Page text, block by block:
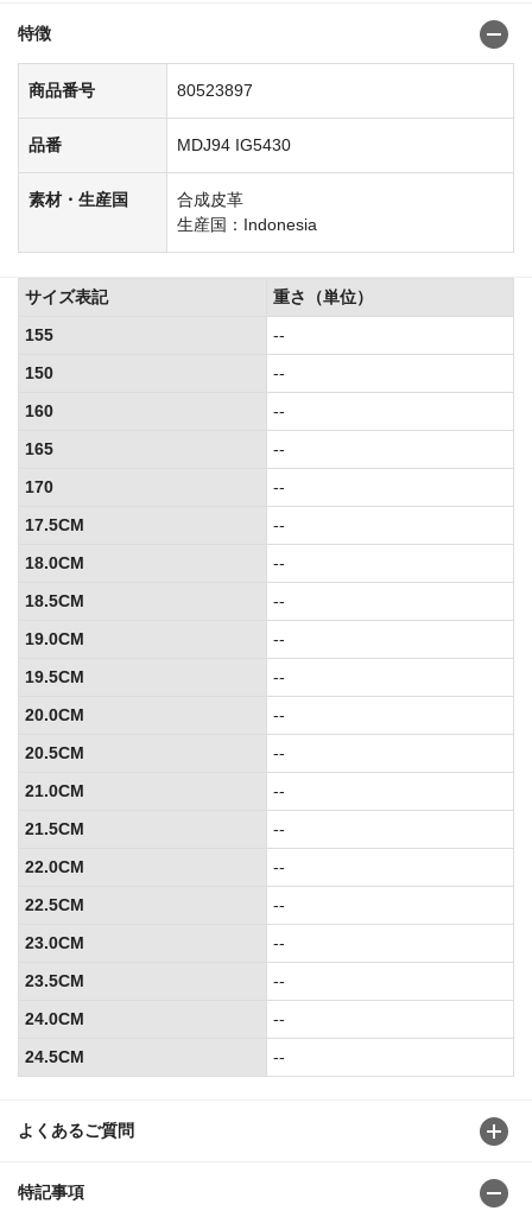
特徴
商品番号 80523897
品番 MDJ94 IG5430
素材・生産国
合成皮革
生産国：Indonesia
よくあるご質問
特記事項
サイズ表記
重さ（単位）
155
--
150
--
160
--
165
--
170
--
17.5CM
--
18.0CM
--
18.5CM
--
19.0CM
--
19.5CM
--
20.0CM
--
20.5CM
--
21.0CM
--
21.5CM
--
22.0CM
--
22.5CM
--
23.0CM
--
23.5CM
--
24.0CM
--
24.5CM
--